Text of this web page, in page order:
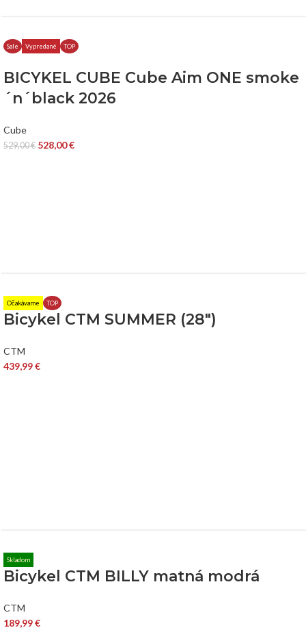
Sale Vypredané TOP
BICYKEL CUBE Cube Aim ONE smoke
´n´black 2026
Cube
529,00€ 528,00€
Očakávame TOP
Bicykel CTM SUMMER (28″)
CTM
439,99€
Skladom
Bicykel CTM BILLY matná modrá
CTM
189,99€